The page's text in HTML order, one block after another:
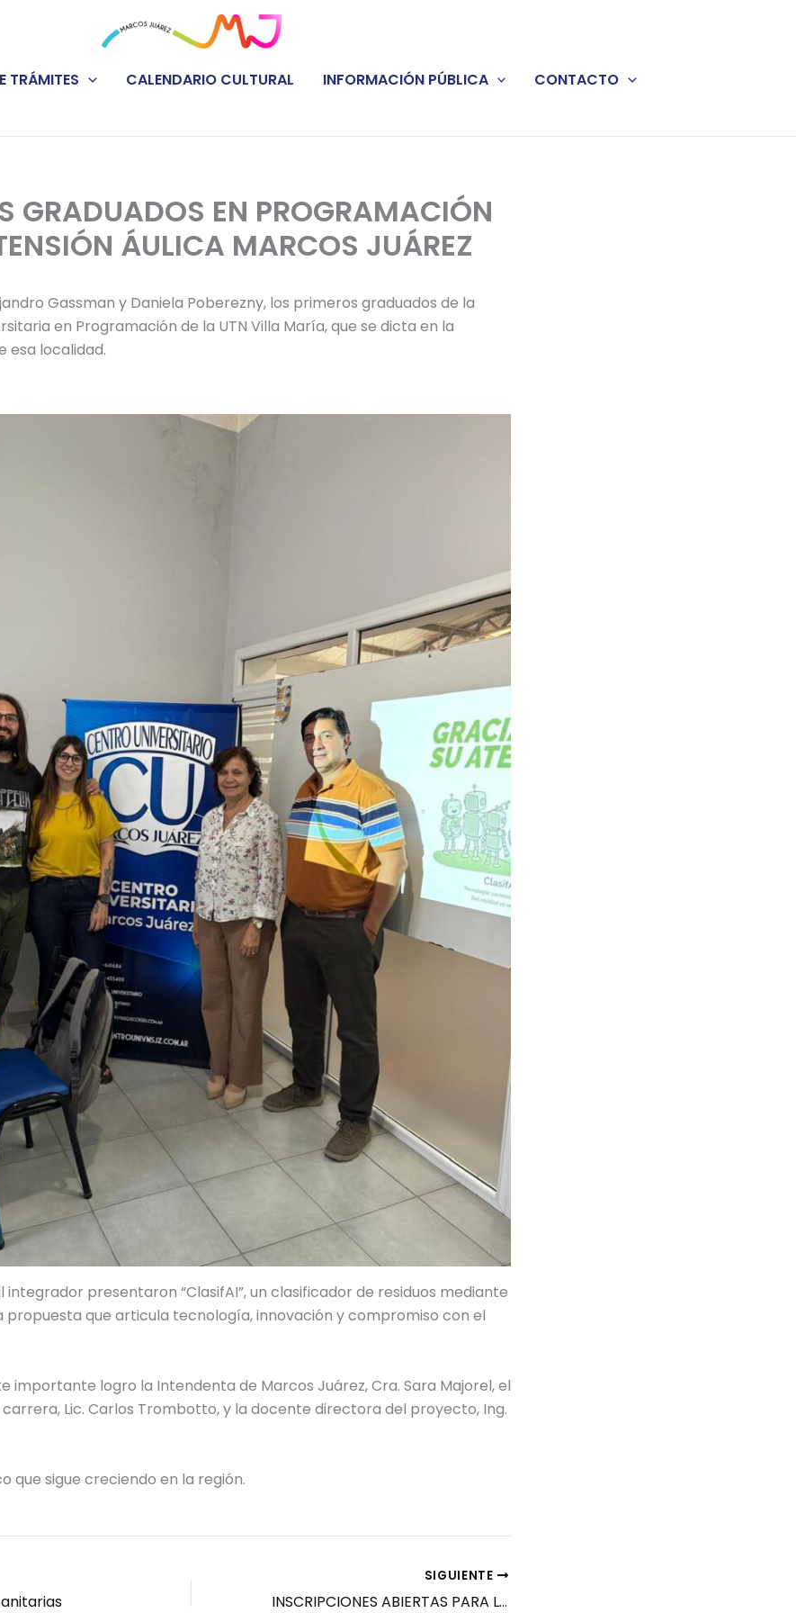
TRÁMITES CALENDARIO CULTURAL INFORMACIÓN PÚBLICA
CONTACTO
GRADUADOS EN PROGRAMACIÓN
ÁULICA MARCOS JUÁREZ
Gassman y Daniela Poberezny, los primeros graduados de la
en Programación de la UTN Villa María, que se dicta en la
esa localidad.
presentaron “ClasifAI”, un clasificador de residuos mediante
propuesta que articula tecnología, innovación y compromiso con el
importante logro la Intendenta de Marcos Juárez, Cra. Sara Majorel, el
Lic. Carlos Trombotto, y la docente directora del proyecto, Ing.
que sigue creciendo en la región.
SIGUIENTE
INSCRIPCIONES ABIERTAS PARA LA TECNICATURA UNIVERSITARIA EN PROGRAMACIÓN 2026